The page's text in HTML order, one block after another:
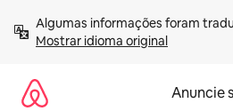
para
Mostrar idioma original
Anuncie